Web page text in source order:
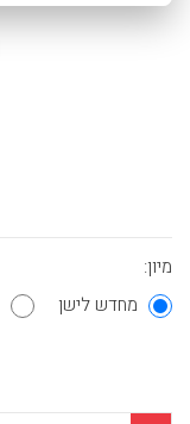
מיון:
מחדש לישן